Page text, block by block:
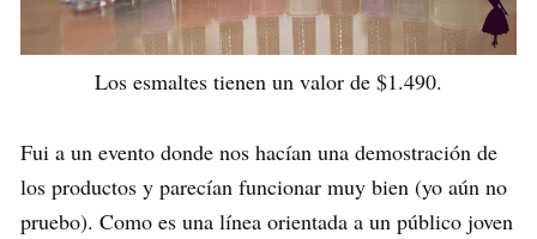
Los esmaltes tienen un valor de $1.490.
Fui a un evento donde nos hacían una demostración de
los productos y parecían funcionar muy bien (yo aún no
pruebo). Como es una línea orientada a un público joven